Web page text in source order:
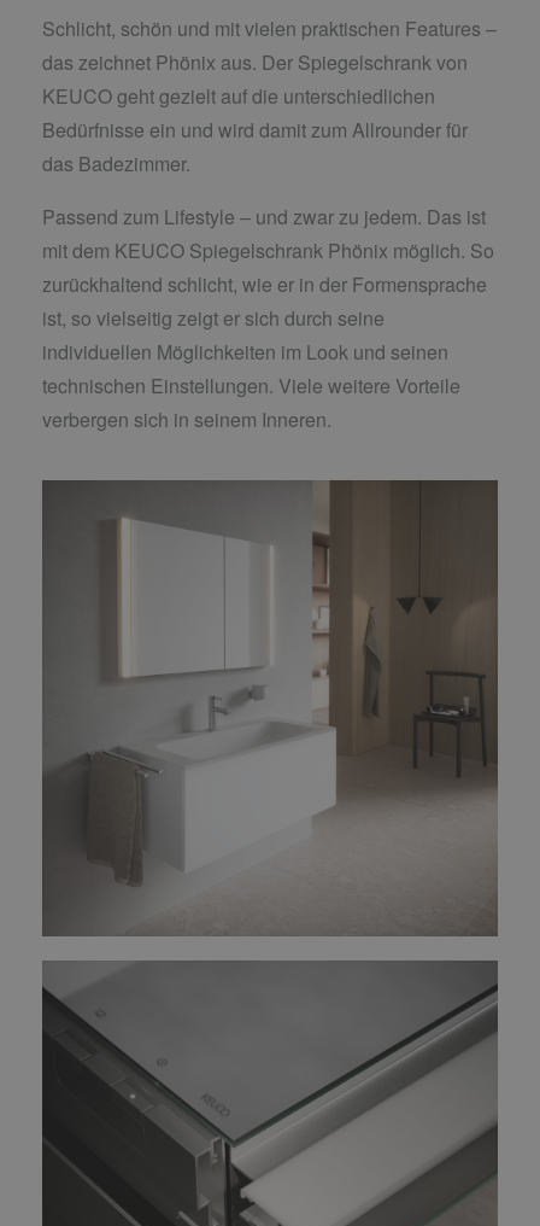
Schlicht, schön und mit vielen praktischen Features –
das zeichnet Phönix aus. Der Spiegelschrank von
KEUCO geht gezielt auf die unterschiedlichen
Bedürfnisse ein und wird damit zum Allrounder für
das Badezimmer.
Passend zum Lifestyle – und zwar zu jedem. Das ist
mit dem KEUCO Spiegelschrank Phönix möglich. So
zurückhaltend schlicht, wie er in der Formensprache
ist, so vielseitig zeigt er sich durch seine
individuellen Möglichkeiten im Look und seinen
technischen Einstellungen. Viele weitere Vorteile
verbergen sich in seinem Inneren.